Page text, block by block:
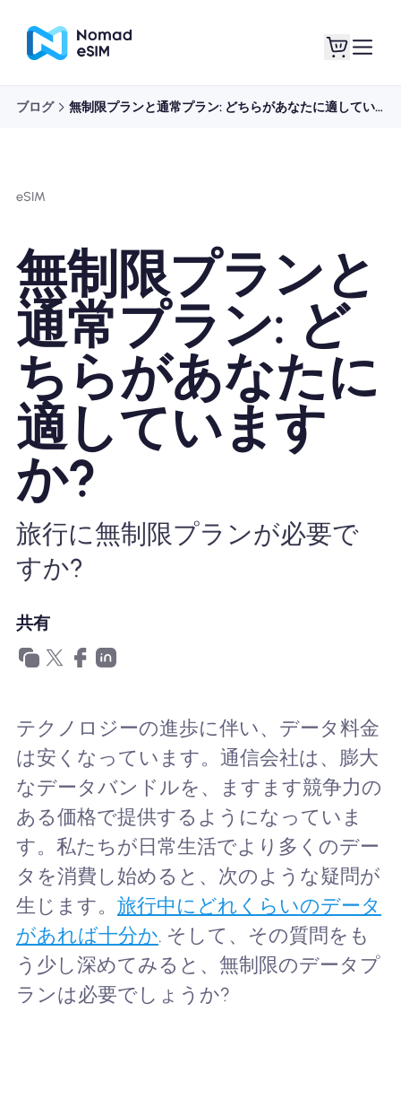
ショッププラン
eSIMについて
Nomad eSIMを使用する理由
eSIMの使用
ブログ 無制限プランと通常プラン: どちらがあなたに適していますか?
eSIM
無制限プランと
通常プラン: ど
ちらがあなたに
適しています
か?
旅行に無制限プランが必要で
すか?
共有
テクノロジーの進歩に伴い、データ料金
は安くなっています。通信会社は、膨大
なデータバンドルを、ますます競争力の
ある価格で提供するようになっていま
す。私たちが日常生活でより多くのデー
タを消費し始めると、次のような疑問が
生じます。 旅行中にどれくらいのデータ
があれば十分か. そして、その質問をも
う少し深めてみると、無制限のデータプ
ランは必要でしょうか?